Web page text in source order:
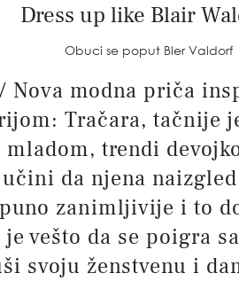
Dress up like Blair
Obuci se poput Bler Valdorf
/ Nova modna priča
Tračara, tačnije
trendi
da njena naizgled
zanimljivije i to
je vešto da se poigra
svoju ženstvenu i